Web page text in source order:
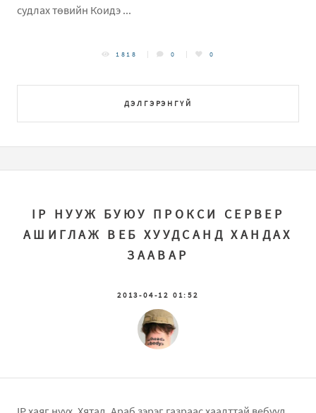
судлах төвийн Коидэ ...
ДЭЛГЭРЭНГҮЙ
1818 0 0
IP НУУЖ БУЮУ ПРОКСИ СЕРВЕР
АШИГЛАЖ ВЕБ ХУУДСАНД ХАНДАХ
ЗААВАР
2013-04-12 01:52